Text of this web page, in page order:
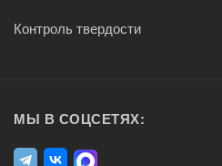
Контроль твердости
МЫ В СОЦСЕТЯХ: